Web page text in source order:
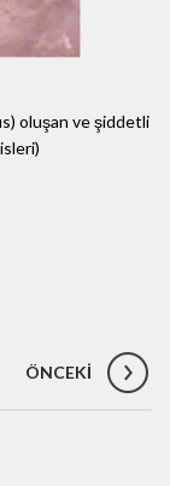
oluşan ve şiddetli
ÖNCEKI